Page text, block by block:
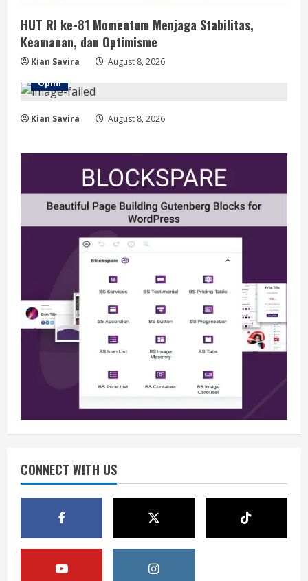
HUT RI ke-81 Momentum Menjaga Stabilitas,
Keamanan, dan Optimisme
Kian Savira
August 8, 2026
Opini
Kian Savira August 8, 2026
CONNECT WITH US
Berita
Situasi Nasional Aman, Publik Diminta
Waspadai Provokasi Jelang HUT RI
August 8, 2026
3
Opini
Situasi Nasional Aman Harus Dijaga
HUT RI ke-81 Momentum Menjaga
Stabilitas, Keamanan, dan Optimisme
August 8, 2026